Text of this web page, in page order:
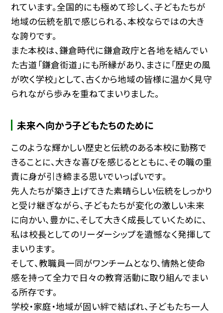
れています。全国的にも極めて珍しく、子どもたちが
地域の伝統を肌で感じられる、本校ならではの大き
な誇りです。
また本校は、鎌倉時代に鎌倉政庁と各地を結んでい
た古道「鎌倉街道」 にも所縁があり、まさに「歴史の風
が吹く学校」として、古くから地域の皆様に温かく見守
られながら歩みを重ねてまいりました。
未来へ向かう子どもたちのために
このような輝かしい歴史と伝統のある本校に勤務で
きることに、大きな喜びを感じるとともに、その職の重
責に身が引き締まる思いでいっぱいです。
先人たちが築き上げてきた素晴らしい伝統をしっかり
と受け継ぎながら、子どもたちが変化の激しい未来
に向かい、豊かに、そして大きく成長していくために、
私は校長としてのリーダーシップを遺憾なく発揮して
まいります。
そして、教職員一同がワンチームとなり、情熱と使命
感を持って全力で日々の教育活動に取り組んでまい
る所存です。
学校・家庭・地域が固い絆で結ばれ、子どもたち一人